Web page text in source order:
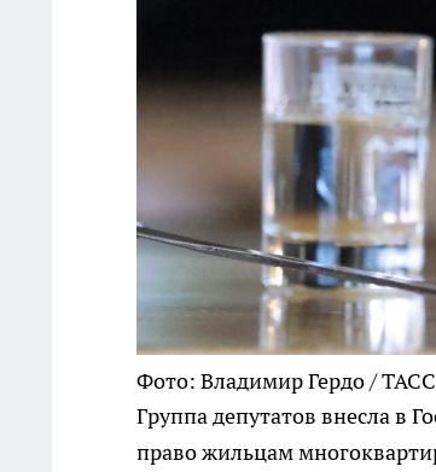
Фото: Владимир Гердо / ТАСС
Группа депутатов внесла в
право жильцам